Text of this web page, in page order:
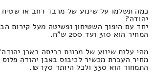
כמה תשלמו על שינוע של מרבד רחב או שטיח
יהודה?
יחד עם היפוך השטיחון ופשיטה מעל קירות
המחיר הוא 310 ועד 200 ש"ח.
מהי עלות שינוע של מכונת כביסה באבן
מחיר העברת מכשיר לכיבוס באבן יהודה פלוס
התמחור הוא 330 ולכל היותר 170 ₪.